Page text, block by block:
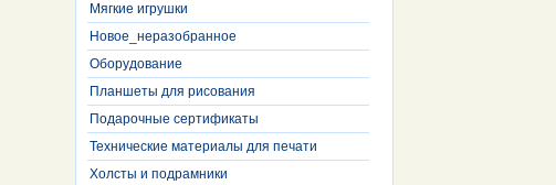
Мягкие игрушки
Новое_неразобранное
Оборудование
Планшеты для рисования
Подарочные сертификаты
Технические материалы для печати
Холсты и подрамники